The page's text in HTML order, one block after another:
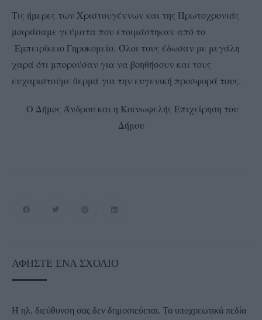
Τις ήμερες των Χριστουγέννων και της Πρωτοχρονιάς
μοιράσαμε γεύματα που ετοιμάστηκαν από το
Εμπειρίκειο Γηροκομείο. Όλοι τους έδωσαν με μεγάλη
χαρά ότι μπορούσαν για να βοηθήσουν και τους
ευχαριστούμε θερμά για την ευγενική προσφορά τους.
Ο Δήμος Άνδρου και η Κοινωφελής Επιχείρηση του
Δήμου
ΑΦΉΣΤΕ ΈΝΑ ΣΧΌΛΙΟ
Η ηλ. διεύθυνση σας δεν δημοσιεύεται. Τα υποχρεωτικά πεδία